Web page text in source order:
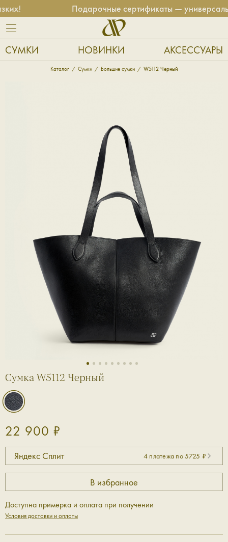
Подарочные сертификаты —
СУМКИ НОВИНКИ АКСЕССУАРЫ
Каталог Сумки Большие сумки W5112 Черный
1 2 3 4 5 6 7 8 9
Сумка W5112 Черный
22 900 ₽
Яндекс Сплит 4 платежа по 5725 ₽
Доступна примерка и оплата при получении
Условия доставки и оплаты